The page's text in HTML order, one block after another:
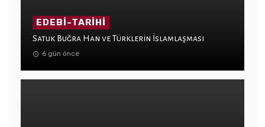
EDEBI-TARIHI
Satuk Buğra Han ve Türklerin İslamlaşması
6 gün önce